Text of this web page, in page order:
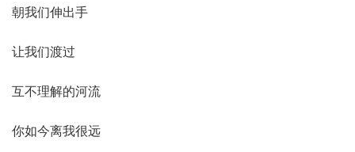
朝我们伸出手
让我们渡过
互不理解的河流
你如今离我很远